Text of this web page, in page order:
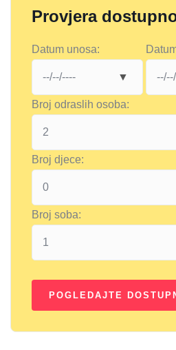
Provjera
Datum unosa:
Broj odraslih osoba:
Broj djece:
Broj soba: